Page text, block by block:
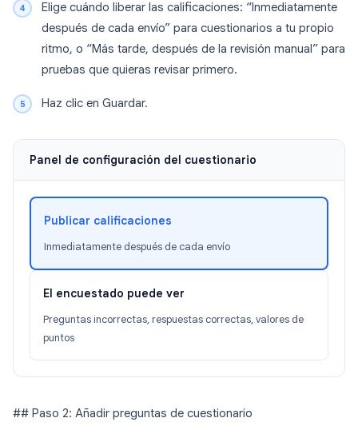
Elige cuándo liberar las calificaciones: “Inmediatamente
después de cada envío” para cuestionarios a tu propio
ritmo, o “Más tarde, después de la revisión manual” para
pruebas que quieras revisar primero.
Haz clic en Guardar.
Panel de configuración del cuestionario
Publicar calificaciones
Inmediatamente después de cada envío
El encuestado puede ver
Preguntas incorrectas, respuestas correctas, valores de
puntos
## Paso 2: Añadir preguntas de cuestionario